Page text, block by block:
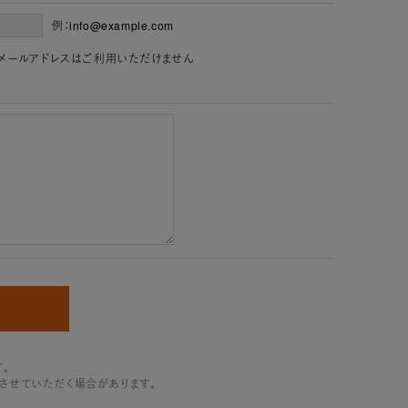
例：info@example.com
メールアドレスはご利用いただけません
ていただく場合があります。